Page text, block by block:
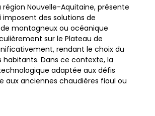
Nouvelle-Aquitaine, présente
des solutions de
montagneux ou océanique
sur le Plateau de
rendant le choix du
Dans ce contexte, la
adaptée aux défis
aux anciennes chaudières fioul ou